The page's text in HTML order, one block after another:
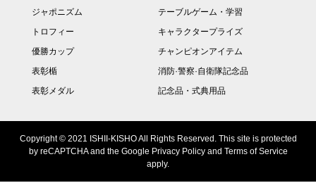
ジャポニズム
トロフィー
優勝カップ
表彰楯
表彰メダル
テーブルゲーム・学習
キャラクタープライズ
チャンピオンアイテム
消防·警察·自衛隊記念品
記念品・式典用品
Copyright © 2021 ISHII-KISHO All Rights Reserved. This site is protected
by reCAPTCHA and the Google Privacy Policy and Terms of Service
apply.